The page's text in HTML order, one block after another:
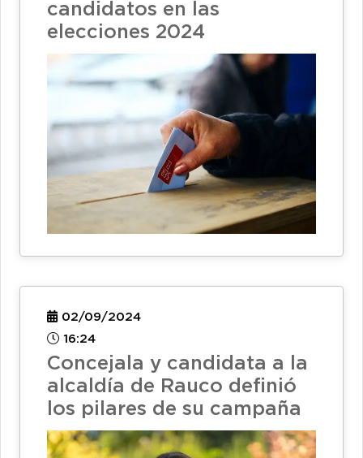
candidatos en las
elecciones 2024
02/09/2024
16:24
Concejala y candidata a la
alcaldía de Rauco definió
los pilares de su campaña